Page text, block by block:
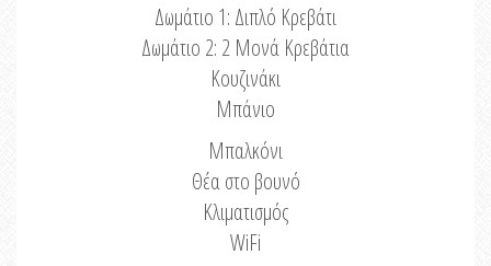
Δωμάτιο 1: Διπλό Κρεβάτι
Δωμάτιο 2: 2 Μονά Κρεβάτια
Κουζινάκι
Μπάνιο
Μπαλκόνι
Θέα στο βουνό
Κλιματισμός
WiFi